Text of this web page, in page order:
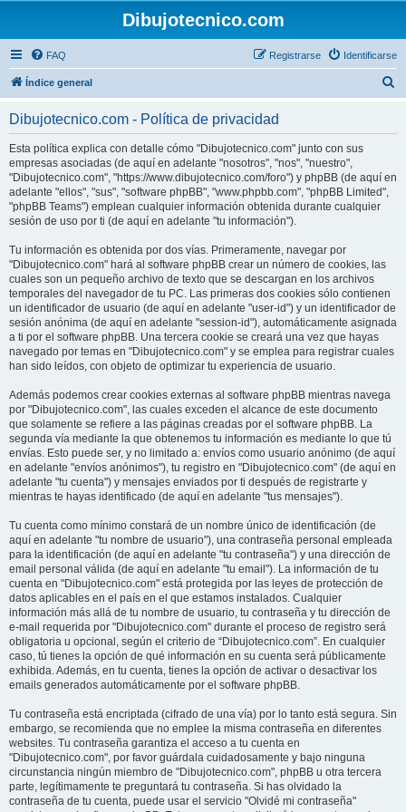
Dibujotecnico.com
FAQ Identificarse
Registrarse
Índice general
Dibujotecnico.com - Política de privacidad
Esta política explica con detalle cómo "Dibujotecnico.com" junto con sus
empresas asociadas (de aquí en adelante "nosotros", "nos", "nuestro",
"Dibujotecnico.com", "https://www.dibujotecnico.com/foro") y phpBB (de aquí en
adelante "ellos", "sus", "software phpBB", "www.phpbb.com", "phpBB Limited",
"phpBB Teams") emplean cualquier información obtenida durante cualquier
sesión de uso por ti (de aquí en adelante "tu información").
Tu información es obtenida por dos vías. Primeramente, navegar por
"Dibujotecnico.com" hará al software phpBB crear un número de cookies, las
cuales son un pequeño archivo de texto que se descargan en los archivos
temporales del navegador de tu PC. Las primeras dos cookies sólo contienen
un identificador de usuario (de aquí en adelante "user-id") y un identificador de
sesión anónima (de aquí en adelante "session-id"), automáticamente asignada
a ti por el software phpBB. Una tercera cookie se creará una vez que hayas
navegado por temas en "Dibujotecnico.com" y se emplea para registrar cuales
han sido leídos, con objeto de optimizar tu experiencia de usuario.
Además podemos crear cookies externas al software phpBB mientras navega
por "Dibujotecnico.com", las cuales exceden el alcance de este documento
que solamente se refiere a las páginas creadas por el software phpBB. La
segunda vía mediante la que obtenemos tu información es mediante lo que tú
envías. Esto puede ser, y no limitado a: envíos como usuario anónimo (de aquí
en adelante "envíos anónimos"), tu registro en "Dibujotecnico.com" (de aquí en
adelante "tu cuenta") y mensajes enviados por ti después de registrarte y
mientras te hayas identificado (de aquí en adelante "tus mensajes").
Tu cuenta como mínimo constará de un nombre único de identificación (de
aquí en adelante "tu nombre de usuario"), una contraseña personal empleada
para la identificación (de aquí en adelante "tu contraseña") y una dirección de
email personal válida (de aquí en adelante "tu email"). La información de tu
cuenta en "Dibujotecnico.com" está protegida por las leyes de protección de
datos aplicables en el país en el que estamos instalados. Cualquier
información más allá de tu nombre de usuario, tu contraseña y tu dirección de
e-mail requerida por "Dibujotecnico.com" durante el proceso de registro será
obligatoria u opcional, según el criterio de “Dibujotecnico.com”. En cualquier
caso, tú tienes la opción de qué información en su cuenta será públicamente
exhibida. Además, en tu cuenta, tienes la opción de activar o desactivar los
emails generados automáticamente por el software phpBB.
Tu contraseña está encriptada (cifrado de una vía) por lo tanto está segura. Sin
embargo, se recomienda que no emplee la misma contraseña en diferentes
websites. Tu contraseña garantiza el acceso a tu cuenta en
"Dibujotecnico.com", por favor guárdala cuidadosamente y bajo ninguna
circunstancia ningún miembro de "Dibujotecnico.com", phpBB u otra tercera
parte, legítimamente te preguntará tu contraseña. Si has olvidado la
contraseña de tu cuenta, puede usar el servicio "Olvidé mi contraseña"